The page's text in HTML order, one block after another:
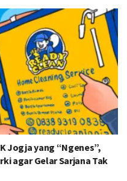
Jogja yang “Ngenes”,
agar Gelar Sarjana Tak